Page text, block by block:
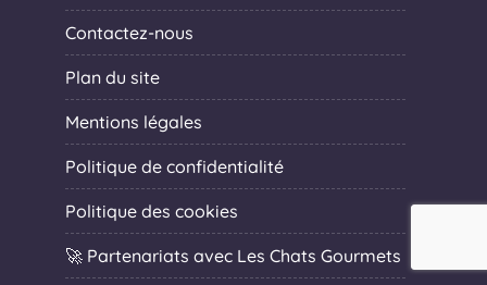
Contactez-nous
Plan du site
Mentions légales
Politique de confidentialité
Politique des cookies
🚀 Partenariats avec Les Chats Gourmets